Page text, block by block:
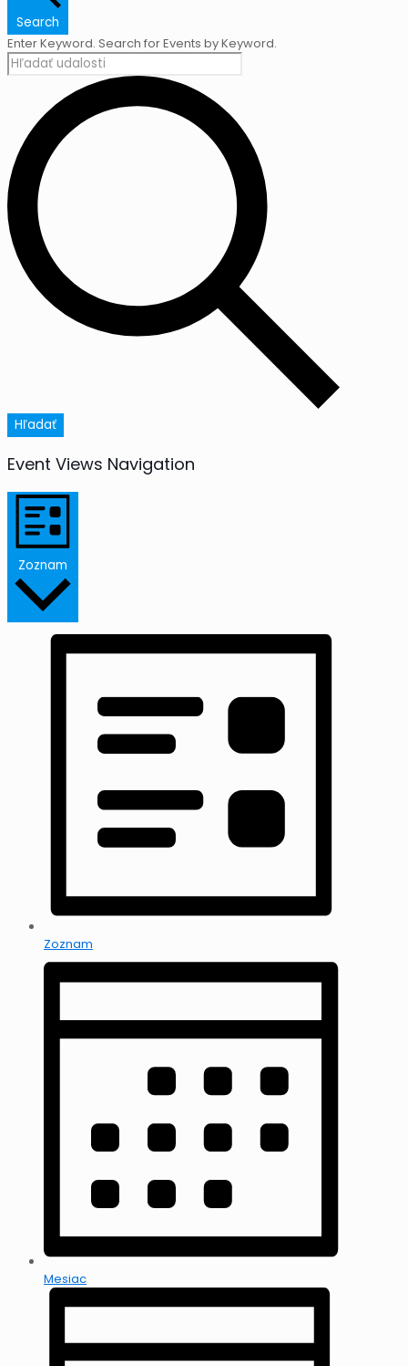
Search
Enter Keyword. Search for Events by Keyword.
Hľadať
Event Views Navigation
Zoznam
Zoznam
Mesiac